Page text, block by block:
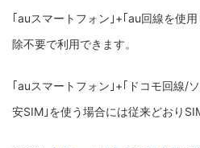
｢auスマートフォン｣+｢au回線を使
除不要で利用できます。
｢auスマートフォン｣+｢ドコモ回線/
安SIM｣を使う場合には従来どおり